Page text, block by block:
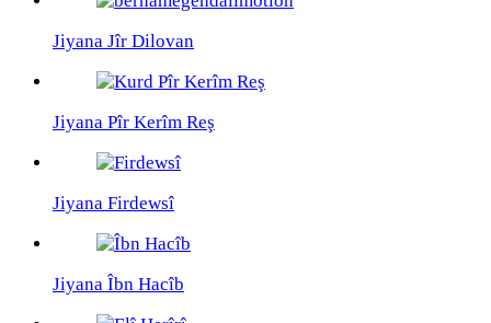
Jiyana Jîr Dilovan
Jiyana Pîr Kerîm Reş
Jiyana Firdewsî
Jiyana Îbn Hacîb